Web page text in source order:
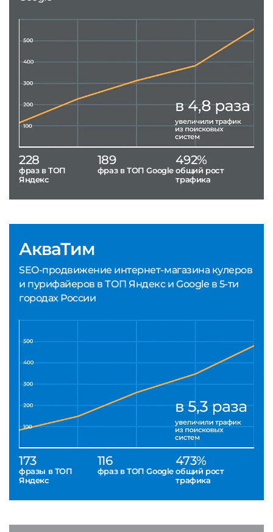
АкваТим
SEO-продвижение интернет-магазина кулеров
и пурифайеров в ТОП Яндекс и Google в 5-ти
городах России
173
фразы в ТОП
Яндекс
116
фраз в ТОП Google
473%
общий рост
трафика
228
фраз в ТОП
Яндекс
189
фраз в ТОП Google
492%
общий рост
трафика